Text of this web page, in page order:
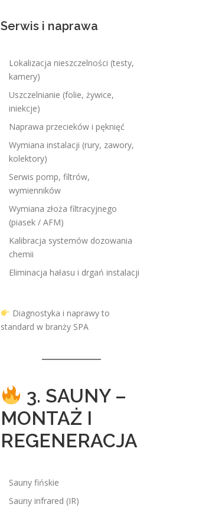
Serwis i naprawa
Lokalizacja nieszczelności (testy,
kamery)
Uszczelnianie (folie, żywice,
iniekcje)
Naprawa przecieków i pęknięć
Wymiana instalacji (rury, zawory,
kolektory)
Serwis pomp, filtrów,
wymienników
Wymiana złoża filtracyjnego
(piasek / AFM)
Kalibracja systemów dozowania
chemii
Eliminacja hałasu i drgań instalacji
Diagnostyka i naprawy to
standard w branży SPA
3. SAUNY –
MONTAŻ I
REGENERACJA
Sauny fińskie
Sauny infrared (IR)